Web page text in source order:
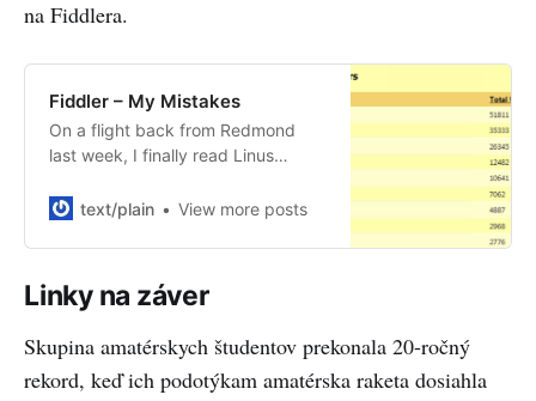
na Fiddlera.
Fiddler – My Mistakes
On a flight back from Redmond
last week, I finally read Linus
Fun.” I really enjoyed its picture of
success, with…
text/plain View more posts
Linky na záver
Skupina amatérskych študentov prekonala 20-ročný
rekord, keď ich podotýkam amatérska raketa dosiahla